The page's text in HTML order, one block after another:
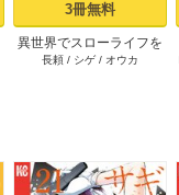
3冊無料
異世界でスローライフを
（願望） 1
長頼 / シゲ / オウカ